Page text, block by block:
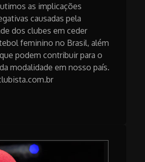
as implicações
causadas pela
dos clubes em ceder
feminino no Brasil, além
podem contribuir para o
modalidade em nosso país.